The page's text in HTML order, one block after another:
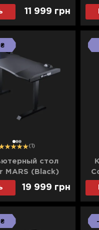
11 999 грн
123 (1)
стол
MARS (Black)
19 999 грн